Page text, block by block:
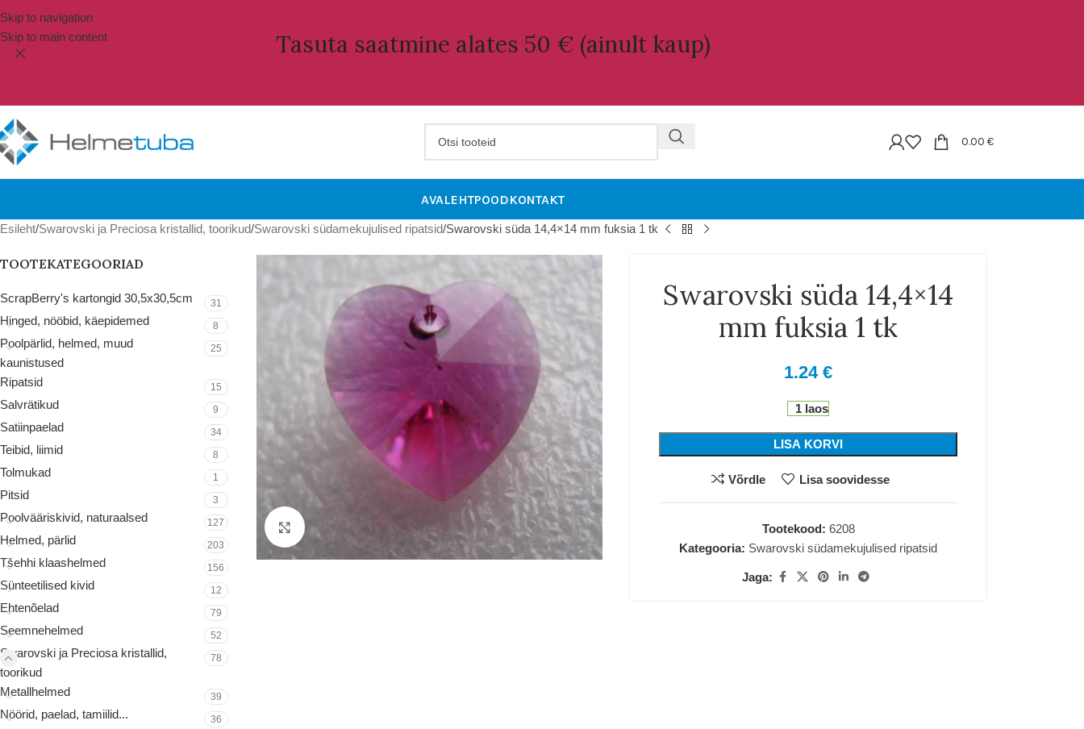
Skip to navigation
Skip to main content
Tasuta saatmine alates 50 € (ainult kaup)
0.00 €
AVALEHTPOODKONTAKT
Esileht Swarovski ja Preciosa kristallid, toorikud Swarovski südamekujulised ripatsid Swarovski süda 14,4×14 mm fuksia 1 tk
TOOTEKATEGOORIAD
ScrapBerry's kartongid 30,5x30,5cm 31
Hinged, nööbid, käepidemed 8
Poolpärlid, helmed, muud
kaunistused
25
Ripatsid 15
Salvrätikud 9
Satiinpaelad 34
Teibid, liimid 8
Tolmukad 1
Pitsid 3
Poolvääriskivid, naturaalsed 127
Helmed, pärlid 203
Tšehhi klaashelmed 156
Sünteetilised kivid 12
Ehtenõelad 79
Seemnehelmed 52
Swarovski ja Preciosa kristallid,
toorikud
78
Metallhelmed 39
Nöörid, paelad, tamiilid... 36
Suurenda
Swarovski süda 14,4×14
mm fuksia 1 tk
1.24€
1 laos
LISA KORVI
Võrdle Lisa soovidesse
Tootekood: 6208
Kategooria: Swarovski südamekujulised ripatsid
Jaga: